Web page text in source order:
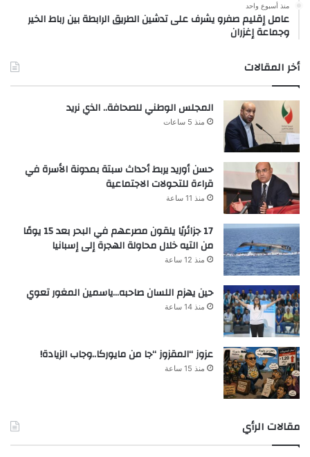
منذ أسبوع واحد
عامل إقليم صفرو يشرف على تدشين الطريق الرابطة بين رباط الخير
وجماعة إغزران
أخر المقالات
المجلس الوطني للصحافة.. الذي نريد
منذ 5 ساعات
حسن أوريد يربط أحداث سبتة بمدونة الأسرة في
قراءة للتحولات الاجتماعية
منذ 11 ساعة
17 جزائريًا يلقون مصرعهم في البحر بعد 15 يومًا
من التيه خلال محاولة الهجرة إلى إسبانيا
منذ 12 ساعة
حين يهزم اللسان صاحبه…ياسمين المغور تعوي
منذ 14 ساعة
عزوز “المقزوز “جا من مايوركا..وجاب الزيادة!
منذ 15 ساعة
مقالات الرأي